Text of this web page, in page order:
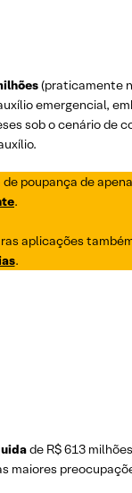
(praticamente
emergencial,
sob o cenário de
poupança de
.
aplicações
.
de R$ 613
maiores